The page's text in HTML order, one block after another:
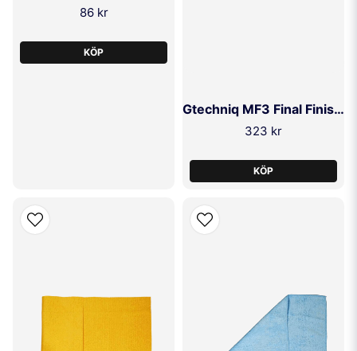
86 kr
KÖP
Gtechniq MF3 Final Finish Microfibre (3 Pack)
323 kr
KÖP